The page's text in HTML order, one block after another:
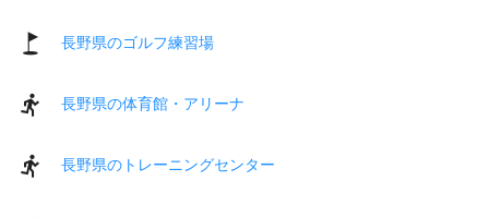
長野県のゴルフ練習場
長野県の体育館・アリーナ
長野県のトレーニングセンター